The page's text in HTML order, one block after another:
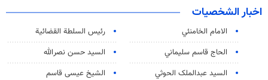
اخبار الشخصيات
الامام الخامنئي
رئیس السلطة القضائیة
الحاج قاسم سليماني
السيد حسن نصرالله
السید عبدالملک الحوثي
الشيخ عيسى قاسم